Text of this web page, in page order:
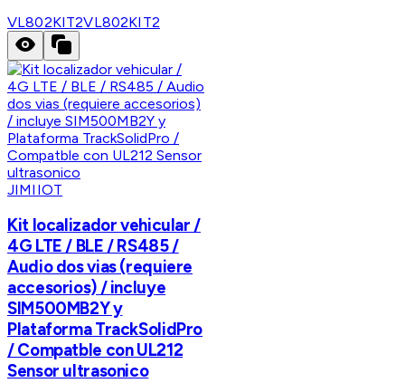
VL802KIT2VL802KIT2
JIMIIOT
Kit localizador vehicular /
4G LTE / BLE / RS485 /
Audio dos vias (requiere
accesorios) / incluye
SIM500MB2Y y
Plataforma TrackSolidPro
/ Compatble con UL212
Sensor ultrasonico